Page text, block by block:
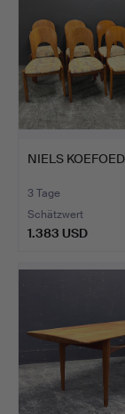
NIELS
3 Tage
Schätzwert
1.383 USD